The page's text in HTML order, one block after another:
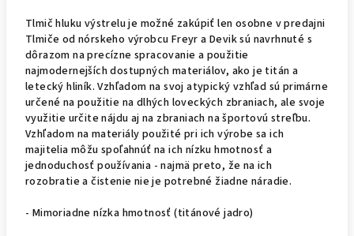
Tlmič hluku výstrelu je možné zakúpiť len osobne v predajni
Tlmiče od nórskeho výrobcu Freyr a Devik sú navrhnuté s
dôrazom na precízne spracovanie a použitie
najmodernejších dostupných materiálov, ako je titán a
letecký hliník. Vzhľadom na svoj atypický vzhľad sú primárne
určené na použitie na dlhých loveckých zbraniach, ale svoje
využitie určite nájdu aj na zbraniach na športovú streľbu.
Vzhľadom na materiály použité pri ich výrobe sa ich
majitelia môžu spoľahnúť na ich nízku hmotnosť a
jednoduchosť používania - najmä preto, že na ich
rozobratie a čistenie nie je potrebné žiadne náradie.
- Mimoriadne nízka hmotnosť (titánové jadro)